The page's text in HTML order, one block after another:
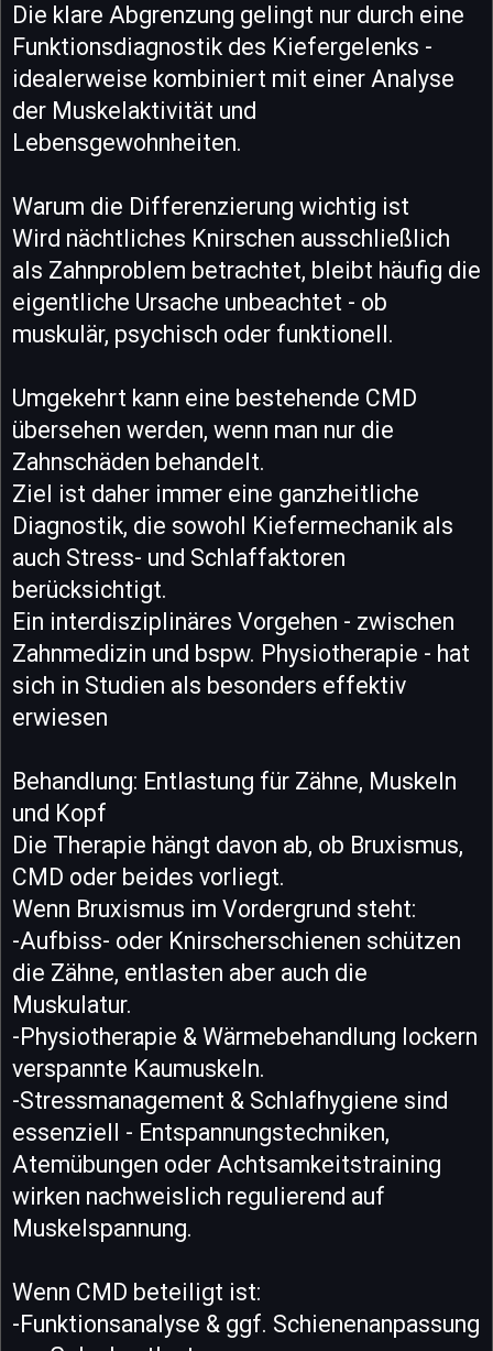
Die klare Abgrenzung gelingt nur durch eine
Funktionsdiagnostik des Kiefergelenks -
idealerweise kombiniert mit einer Analyse
der Muskelaktivität und
Lebensgewohnheiten.
Warum die Differenzierung wichtig ist
Wird nächtliches Knirschen ausschließlich
als Zahnproblem betrachtet, bleibt häufig die
eigentliche Ursache unbeachtet - ob
muskulär, psychisch oder funktionell.
Umgekehrt kann eine bestehende CMD
übersehen werden, wenn man nur die
Zahnschäden behandelt.
Ziel ist daher immer eine ganzheitliche
Diagnostik, die sowohl Kiefermechanik als
auch Stress- und Schlaffaktoren
berücksichtigt.
Ein interdisziplinäres Vorgehen - zwischen
Zahnmedizin und bspw. Physiotherapie - hat
sich in Studien als besonders effektiv
erwiesen
Behandlung: Entlastung für Zähne, Muskeln
und Kopf
Die Therapie hängt davon ab, ob Bruxismus,
CMD oder beides vorliegt.
Wenn Bruxismus im Vordergrund steht:
-Aufbiss- oder Knirscherschienen schützen
die Zähne, entlasten aber auch die
Muskulatur.
-Physiotherapie & Wärmebehandlung lockern
verspannte Kaumuskeln.
-Stressmanagement & Schlafhygiene sind
essenziell - Entspannungstechniken,
Atemübungen oder Achtsamkeitstraining
wirken nachweislich regulierend auf
Muskelspannung.
Wenn CMD beteiligt ist:
-Funktionsanalyse & ggf. Schienenanpassung